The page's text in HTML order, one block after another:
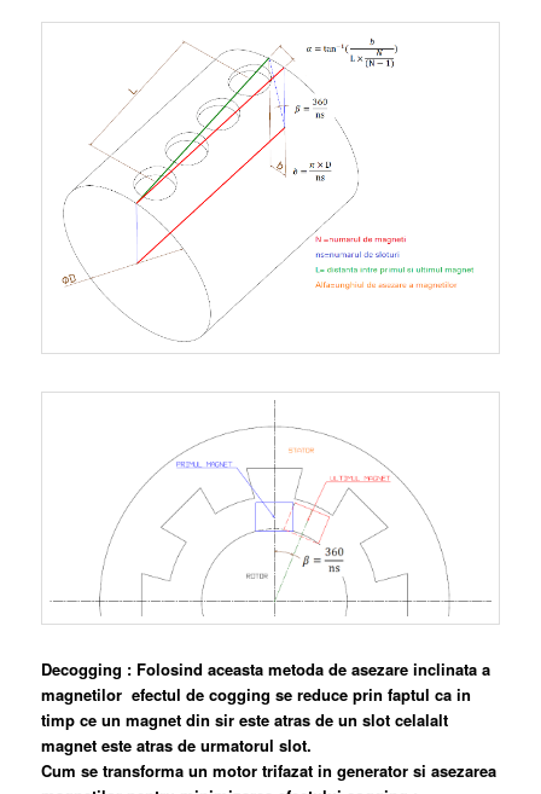
Decogging : Folosind aceasta metoda de asezare inclinata a
magnetilor efectul de cogging se reduce prin faptul ca in
timp ce un magnet din sir este atras de un slot celalalt
magnet este atras de urmatorul slot.
Cum se transforma un motor trifazat in generator si asezarea